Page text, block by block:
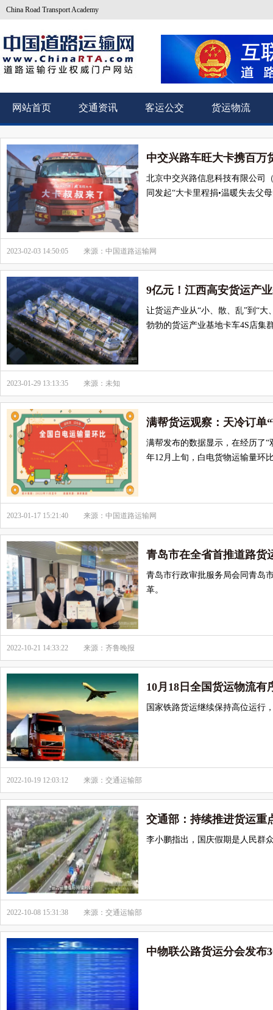
China Road Transport Academy
网站首页 交通资讯 客运公交 货运物流
中交兴路车旺大卡携百万
北京中交兴路信息科技有限公司
同发起“大卡里程捐•温暖失去父
2023-02-03 14:50:05 来源：中国道路运输网
9亿元！江西高安货运产
让货运产业从“小、散、乱”到“
勃勃的货运产业基地卡车4S店集
2023-01-29 13:13:35 来源：未知
满帮货运观察：天冷订单
满帮发布的数据显示，在经历了“
年12月上旬，白电货物运输量环
2023-01-17 15:21:40 来源：中国道路运输网
青岛市在全省首推道路货
青岛市行政审批服务局会同青岛
革。
2022-10-21 14:33:22 来源：齐鲁晚报
10月18日全国货运物流有
国家铁路货运继续保持高位运行
2022-10-19 12:03:12 来源：交通运输部
交通部：持续推进货运重
李小鹏指出，国庆假期是人民群
2022-10-08 15:31:38 来源：交通运输部
中物联公路货运分会发布